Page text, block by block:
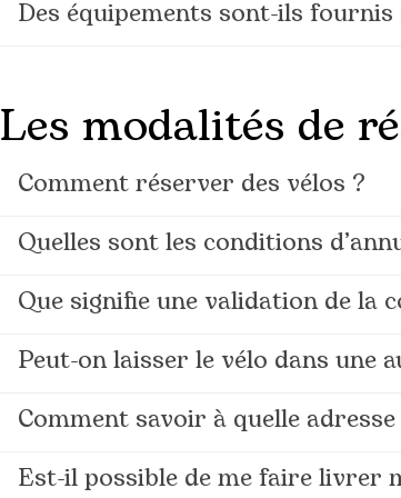
Des équipements sont-ils fournis
Les modalités de
Comment réserver des vélos ?
Quelles sont les conditions
Que signifie une validation de la
Peut-on laisser le vélo dans une
Comment savoir à quelle
Est-il possible de me faire livrer